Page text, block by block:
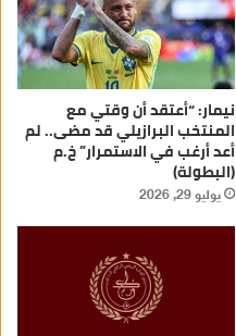
نيمار: “أعتقد أن وقتي مع
المنتخب البرازيلي قد مضى.. لم
أعد أرغب في الاستمرار” خ.م
(البطولة)
يوليو 29, 2026